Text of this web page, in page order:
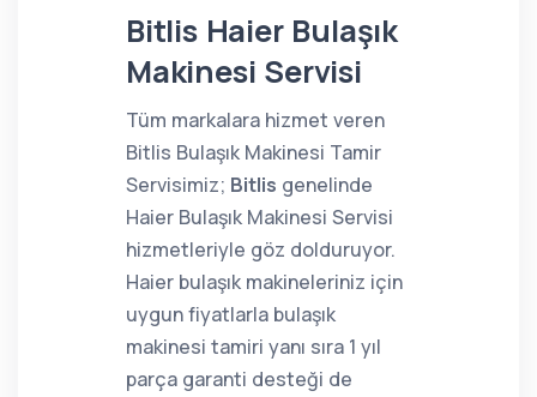
Bitlis Haier Bulaşık
Makinesi Servisi
Tüm markalara hizmet veren
Bitlis Bulaşık Makinesi Tamir
Servisimiz; Bitlis genelinde
Haier Bulaşık Makinesi Servisi
hizmetleriyle göz dolduruyor.
Haier bulaşık makineleriniz için
uygun fiyatlarla bulaşık
makinesi tamiri yanı sıra 1 yıl
parça garanti desteği de